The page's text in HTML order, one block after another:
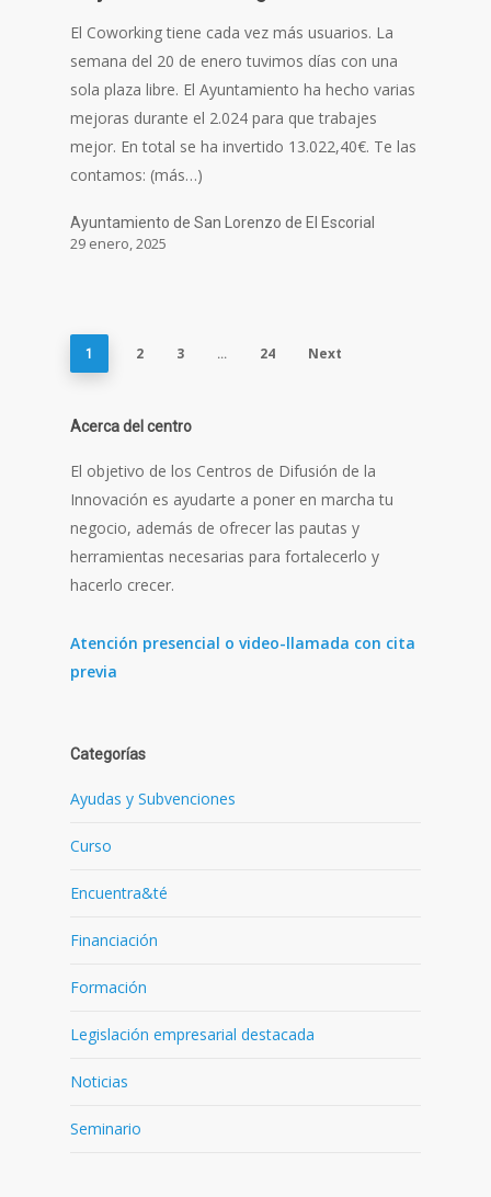
El Coworking tiene cada vez más usuarios. La
semana del 20 de enero tuvimos días con una
sola plaza libre. El Ayuntamiento ha hecho varias
mejoras durante el 2.024 para que trabajes
mejor. En total se ha invertido 13.022,40€. Te las
contamos: (más…)
Ayuntamiento de San Lorenzo de El Escorial
29 enero, 2025
1 2 3 … 24 Next
Acerca del centro
El objetivo de los Centros de Difusión de la
Innovación es ayudarte a poner en marcha tu
negocio, además de ofrecer las pautas y
herramientas necesarias para fortalecerlo y
hacerlo crecer.
Atención presencial o video-llamada con cita
previa
Categorías
Ayudas y Subvenciones
Curso
Encuentra&té
Financiación
Formación
Legislación empresarial destacada
Noticias
Seminario